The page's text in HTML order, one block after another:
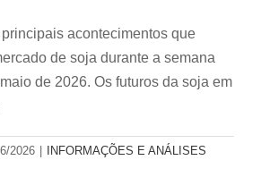
acontecimentos que
de soja durante a semana
de 2026. Os futuros da soja em
2026
INFORMAÇÕES E ANÁLISES